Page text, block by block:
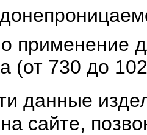
применение
(от 730 до
данные
сайте,